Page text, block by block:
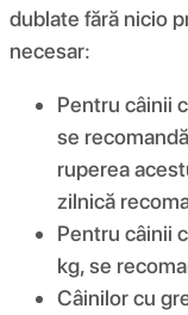
dublate fără nicio
necesar:
Pentru câinii
se
ruperea
zilnică
Pentru câinii
kg, se
Câinilor cu